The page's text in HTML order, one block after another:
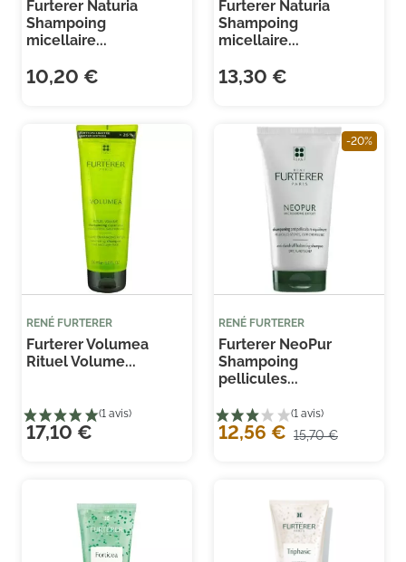
Furterer Naturia
Shampoing
micellaire...
10,20 €
Furterer Naturia
Shampoing
micellaire...
13,30 €
RENÉ FURTERER
Furterer Volumea
Rituel Volume...
17,10 €
-20%
RENÉ FURTERER
Furterer NeoPur
Shampoing
pellicules...
12,56 € 15,70 €